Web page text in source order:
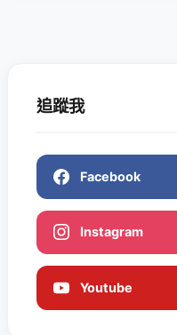
追蹤我
Facebook
Instagram
Youtube